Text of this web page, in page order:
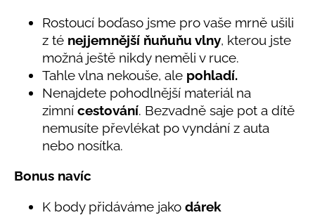
hvězdiček.Rostoucí boďaso jsme pro vaše mrně ušili
z té nejjemnější ňuňuňu vlny, kterou jste
možná ještě nikdy neměli v ruce.
Tahle vlna nekouše, ale pohladí.
Nenajdete pohodlnější materiál na
zimní cestování. Bezvadně saje pot a dítě
nemusíte převlékat po vyndání z auta
nebo nosítka.
Bonus navíc
K body přidáváme jako dárek
LETNÍ
ČEPICE
MODRÁ
395
Kč